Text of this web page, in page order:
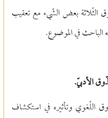
الثّلاثة بعض الشّيء مع تعقيب
في الموضوع.
الأدبيّ.
اللّغوي وتأثيره في استكشاف